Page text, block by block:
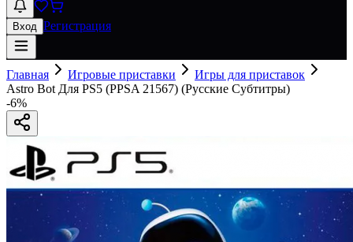
Вход Регистрация
Главная Игровые приставки
Игры для приставок
Astro Bot Для PS5 (PPSA 21567) (Русские Субтитры)
-6%